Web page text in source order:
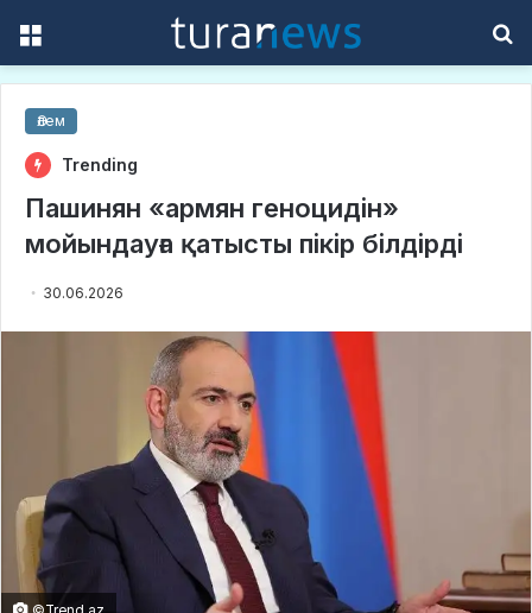
Әлем
Trending
Пашинян «армян геноцидін»
мойындауға қатысты пікір білдірді
30.06.2026